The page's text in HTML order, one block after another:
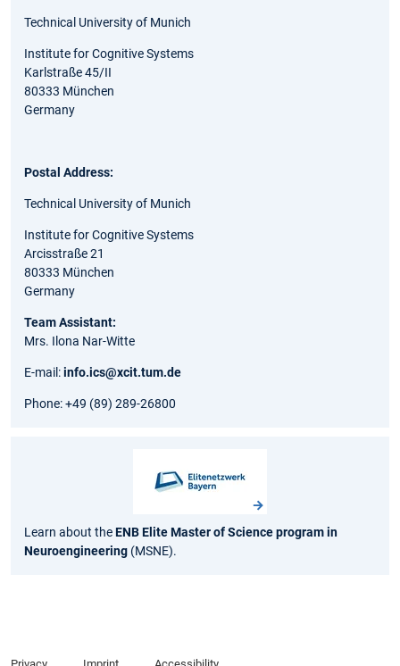
Technical University of Munich
Institute for Cognitive Systems
Karlstraße 45/II
80333 München
Germany
Postal Address:
Technical University of Munich
Institute for Cognitive Systems
Arcisstraße 21
80333 München
Germany
Team Assistant:
Mrs. Ilona Nar-Witte
E-mail:info.ics@xcit.tum.de
Phone: +49 (89) 289-26800
Learn about theENB Elite Master of Science program in
Neuroengineering (MSNE).